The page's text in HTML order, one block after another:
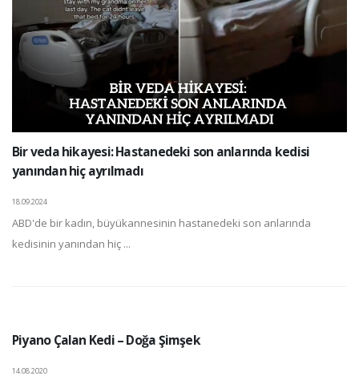
Bir veda hikayesi: Hastanedeki son anlarında kedisi
yanından hiç ayrılmadı
18.09.2024
ABD'de bir kadın, büyükannesinin hastanedeki son anlarında
kedisinin yanından hiç ...
Piyano Çalan Kedi – Doğa Şimşek
14.08.2020